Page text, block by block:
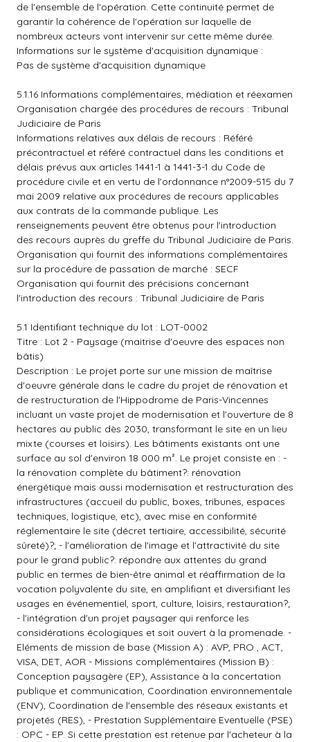
de l'ensemble de l'opération. Cette continuité permet de
garantir la cohérence de l'opération sur laquelle de
nombreux acteurs vont intervenir sur cette même durée.
Informations sur le système d'acquisition dynamique :
Pas de système d'acquisition dynamique
5.1.16 Informations complémentaires, médiation et réexamen
Organisation chargée des procédures de recours : Tribunal
Judiciaire de Paris
Informations relatives aux délais de recours : Référé
précontractuel et référé contractuel dans les conditions et
délais prévus aux articles 1441-1 à 1441-3-1 du Code de
procédure civile et en vertu de l'ordonnance n°2009-515 du 7
mai 2009 relative aux procédures de recours applicables
aux contrats de la commande publique. Les
renseignements peuvent être obtenus pour l'introduction
des recours auprès du greffe du Tribunal Judiciaire de Paris.
Organisation qui fournit des informations complémentaires
sur la procédure de passation de marché : SECF
Organisation qui fournit des précisions concernant
l'introduction des recours : Tribunal Judiciaire de Paris
5.1 Identifiant technique du lot : LOT-0002
Titre : Lot 2 - Paysage (maitrise d'oeuvre des espaces non
bâtis)
Description : Le projet porte sur une mission de maîtrise
d'oeuvre générale dans le cadre du projet de rénovation et
de restructuration de l'Hippodrome de Paris-Vincennes
incluant un vaste projet de modernisation et l'ouverture de 8
hectares au public dès 2030, transformant le site en un lieu
mixte (courses et loisirs). Les bâtiments existants ont une
surface au sol d'environ 18 000 m². Le projet consiste en : -
la rénovation complète du bâtiment?: rénovation
énergétique mais aussi modernisation et restructuration des
infrastructures (accueil du public, boxes, tribunes, espaces
techniques, logistique, etc), avec mise en conformité
réglementaire le site (décret tertiaire, accessibilité, sécurité
sûreté)?; - l'amélioration de l'image et l'attractivité du site
pour le grand public?: répondre aux attentes du grand
public en termes de bien-être animal et réaffirmation de la
vocation polyvalente du site, en amplifiant et diversifiant les
usages en événementiel, sport, culture, loisirs, restauration?;
- l'intégration d'un projet paysager qui renforce les
considérations écologiques et soit ouvert à la promenade. -
Eléments de mission de base (Mission A) : AVP, PRO , ACT,
VISA, DET, AOR - Missions complémentaires (Mission B) :
Conception paysagère (EP), Assistance à la concertation
publique et communication, Coordination environnementale
(ENV), Coordination de l'ensemble des réseaux existants et
projetés (RES), - Prestation Supplémentaire Eventuelle (PSE)
: OPC - EP. Si cette prestation est retenue par l'acheteur à la